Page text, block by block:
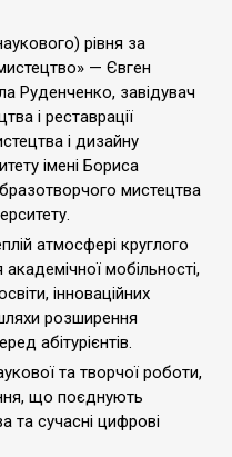
рівня за
— Євген
Руденченко, завідувач
і реставрації
і дизайну
імені Бориса
мистецтва
атмосфері круглого
мобільності,
інноваційних
розширення
абітурієнтів.
та творчої роботи,
що поєднують
та сучасні цифрові